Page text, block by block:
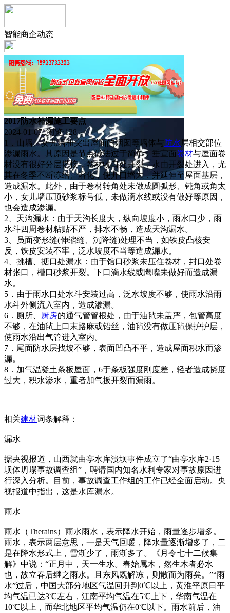
智能商企动态
2017防水补漏施工要点
2024-01-07 浏览:128
1．山墙、女儿墙和突出屋面的烟囱等墙体与防水 层相交部位
渗漏雨水。其原因是节点做法过于简单，垂宣面卷材与屋面卷
材没有很好分层搭接，卷材收口处开裂，水由开裂处进入，尤
其在冬季不断冻结、溶化，使开口增大．并延伸至屋面基层，
造成漏水。此外，由于卷材转角处未做成圆弧形、钝角或角太
小，女儿墙压顶砂浆标号低，未做滴水线或没有做好等原因，
也会造成渗漏。
2、天沟漏水：由于天沟长度大，纵向坡度小，雨水口少，雨
水斗四周卷材粘贴不严，排水不畅，造成天沟漏水。
3、员面变形缝(伸缩缝、沉降缝)处理不当，如铁皮凸核安
反，铁皮安装不牢，泛水坡度不当等造成漏水。
4、挑槽、搪口处漏水：由于馆口砂浆未压住卷材，封口处卷
材张口，槽口砂浆开裂。下口滴水线或鹰嘴未做好而造成漏
水。
5．由于雨水口处水斗安装过高，泛水坡度不够，使雨水沿雨
水斗外侧流入室内，造成渗漏。
6．厕所、
厨房的通气管管根处，由于油毡未盖严，包管高度
不够，在油毡上口末路麻或铅丝，油毡没有做压毡保护护层，
使雨水沿出气管进入室内。
7．尾面防水层找坡不够，表面凹凸不平，造成屋面积水而渗
漏。
8．加气温凝土条板屋面，6于条板强度刚度差，轻者造成挠度
过大，积水渗水，重者加气扳开裂而漏雨。
相关建材词条解释：
漏水
据央视报道，山西就曲亭水库溃坝事件成立了“曲亭水库2·15
坝体坍塌事故调查组”，聘请国内知名水利专家对事故原因进
行深入分析。目前，事故调查工作组的工作已经全面启动。央
视报道中指出，这是水库漏水。
雨水
雨水（Therains）雨水雨水，表示降水开始，雨量逐步增多。
雨水，表示两层意思，一是天气回暖，降水量逐渐增多了，二
是在降水形式上，雪渐少了，雨渐多了。《月令七十二候集
解》中说：“正月中，天一生水。春始属木，然生木者必水
也，故立春后继之雨水。且东风既解冻，则散而为雨矣。”“雨
水”过后，中国大部分地区气温回升到0℃以上，黄淮平原日平
均气温已达3℃左右，江南平均气温在5℃上下，华南气温在
10℃以上，而华北地区平均气温仍在0℃以下。雨水前后，油